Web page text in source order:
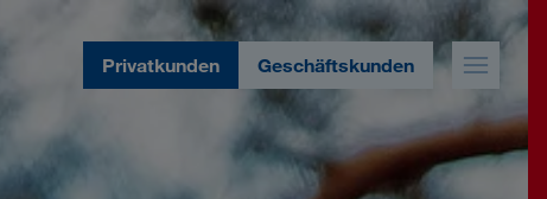
Privatkunden Geschäftskunden